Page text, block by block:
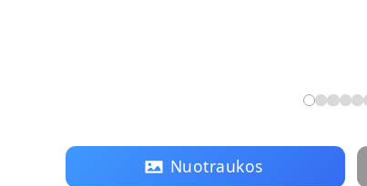
Nuotraukos